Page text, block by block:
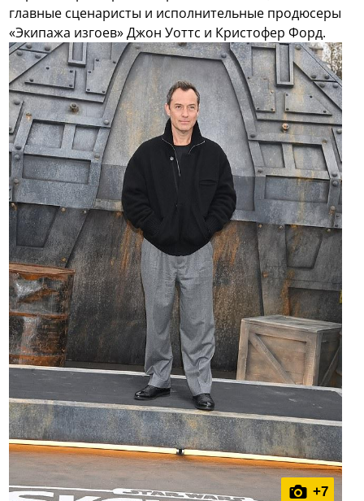
главные сценаристы и исполнительные продюсеры
«Экипажа изгоев» Джон Уоттс и Кристофер Форд.
+7